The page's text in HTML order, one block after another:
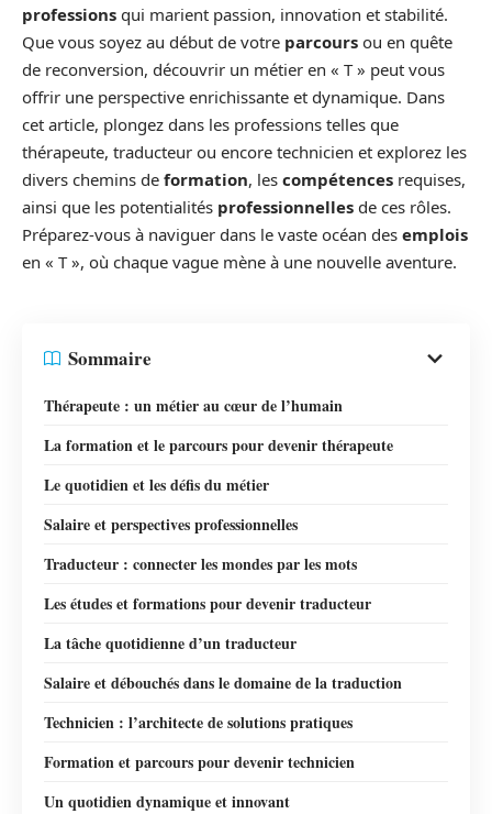
professions qui marient passion, innovation et stabilité.
Que vous soyez au début de votre parcours ou en quête
de reconversion, découvrir un métier en « T » peut vous
offrir une perspective enrichissante et dynamique. Dans
cet article, plongez dans les professions telles que
thérapeute, traducteur ou encore technicien et explorez les
divers chemins de formation, les compétences requises,
ainsi que les potentialités professionnelles de ces rôles.
Préparez-vous à naviguer dans le vaste océan des emplois
en « T », où chaque vague mène à une nouvelle aventure.
Sommaire
Thérapeute : un métier au cœur de l’humain
La formation et le parcours pour devenir thérapeute
Le quotidien et les défis du métier
Salaire et perspectives professionnelles
Traducteur : connecter les mondes par les mots
Les études et formations pour devenir traducteur
La tâche quotidienne d’un traducteur
Salaire et débouchés dans le domaine de la traduction
Technicien : l’architecte de solutions pratiques
Formation et parcours pour devenir technicien
Un quotidien dynamique et innovant